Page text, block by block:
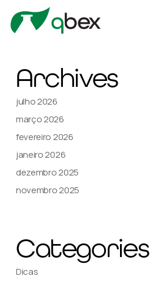
main
Archives
julho 2026
março 2026
fevereiro 2026
janeiro 2026
dezembro 2025
novembro 2025
Categories
Dicas